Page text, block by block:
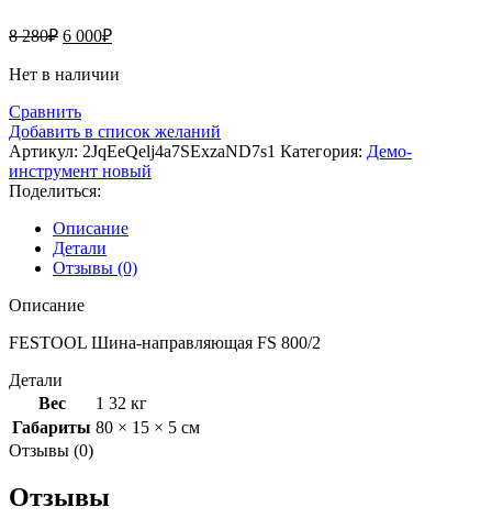
8 280₽ Первоначальная
составляла
280₽.
6 000₽Текущая
6
Нет в наличии
Сравнить
Добавить в список желаний
Артикул: 2JqEeQelj4a7SExzaND7s1 Категория: Демо-
инструмент новый
Поделиться:
Описание
Детали
Отзывы (0)
Описание
FESTOOL Шина-направляющая FS 800/2
Детали
Вес
1 32 кг
Габариты 80 × 15 × 5 см
Отзывы (0)
Отзывы